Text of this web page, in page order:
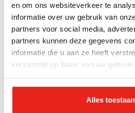
en om ons websiteverkeer te
informatie over uw gebruik van
partners voor social media,
partners kunnen deze gegevens
informatie die u aan ze heeft
verzameld op basis van uw gebruik
Alles toestaan
niet meer verslaafd en met een
ben trots op mezelf dat ik ben
mensen om me heen die om mij
heel erg blij met de eigen plek
probeer als vrijwilliger te helpen
ben zo dankbaar dat ik hulp
me nu een gelukkig mens”.